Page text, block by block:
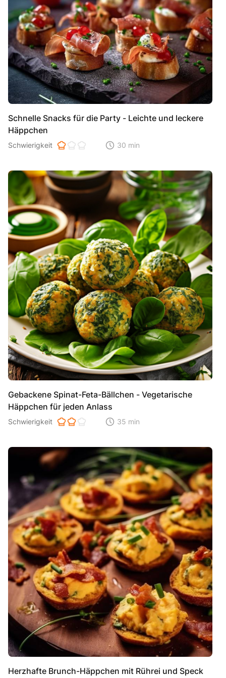
Schnelle Snacks für die Party - Leichte und leckere
Häppchen
Schwierigkeit der Zubereitung. 1 ist einfach 2 ist mittel 3 ist
Schwierigkeit Zeitaufwand der der Zubereitung.
30 min
Gebackene Spinat-Feta-Bällchen - Vegetarische
Häppchen für jeden Anlass
Schwierigkeit der Zubereitung. 1 ist einfach 2 ist mittel 3 ist
Schwierigkeit Zeitaufwand der der Zubereitung.
35 min
Herzhafte Brunch-Häppchen mit Rührei und Speck